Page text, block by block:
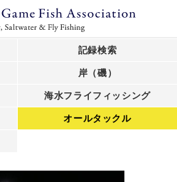
記録検索
岸（磯）
海水フライフィッシング
オールタックル